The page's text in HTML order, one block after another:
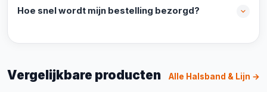
Hoe snel wordt mijn bestelling bezorgd?
Vergelijkbare producten Alle Halsband & Lijn →